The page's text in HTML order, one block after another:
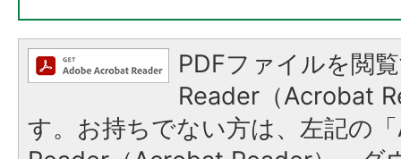
PDFファイルを閲
Reader（Acrobat
す。お持ちでない方は、左記の